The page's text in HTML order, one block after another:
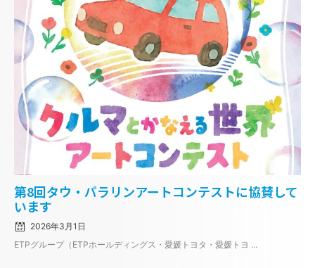
第8回タウ・パラリンアートコンテストに協賛して
います
Posted
on
2026年3月1日
ETPグループ（ETPホールディングス・愛媛トヨタ・愛媛トヨ ...